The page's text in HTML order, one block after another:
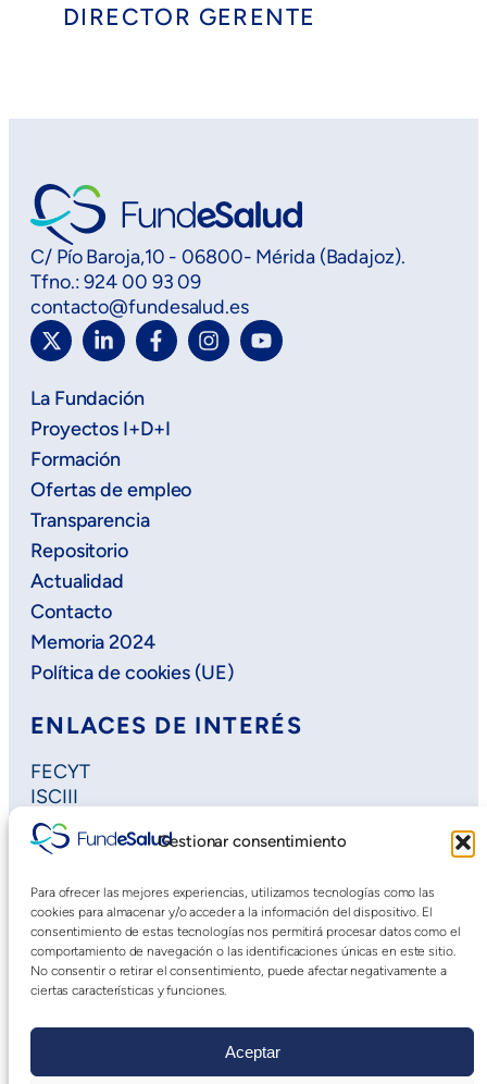
Gestionar consentimiento
Para ofrecer las mejores experiencias, utilizamos tecnologías como las
cookies para almacenar y/o acceder a la información del dispositivo. El
consentimiento de estas tecnologías nos permitirá procesar datos como el
comportamiento de navegación o las identificaciones únicas en este sitio.
No consentir o retirar el consentimiento, puede afectar negativamente a
ciertas características y funciones.
Aceptar
DIRECTOR GERENTE
C/ Pío Baroja,10 - 06800- Mérida (Badajoz).
Tfno.: 924 00 93 09
contacto@fundesalud.es
La Fundación
Proyectos I+D+I
Formación
Ofertas de empleo
Transparencia
Repositorio
Actualidad
Contacto
Memoria 2024
Política de cookies (UE)
ENLACES DE INTERÉS
FECYT
ISCIII
Horizon Europe
Plan Regional de Investigación
Saludteca
Cursos DOE